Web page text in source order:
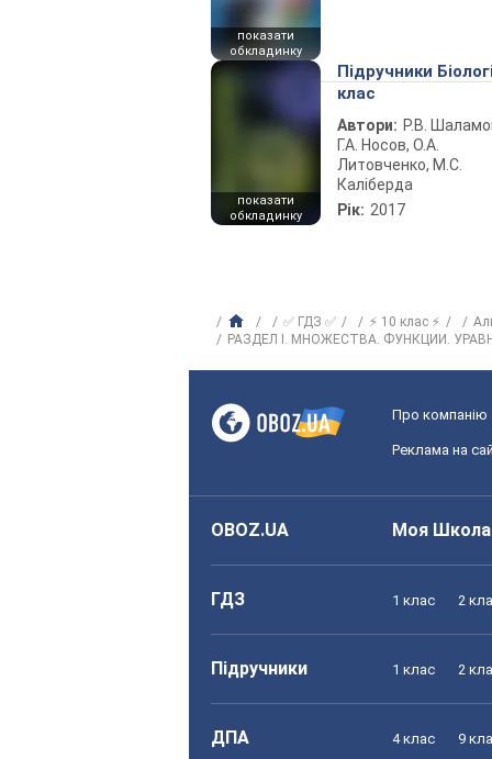
показати
обкладинку
показати
обкладинку
Підручники
клас
Автори: Р.В.
Г.А. Носов, О.А.
Литовченко, М.С.
Каліберда
Рік: 2017
✅ ГДЗ ✅ ⚡ 10 клас ⚡
РАЗДЕЛ I. МНОЖЕСТВА. ФУНКЦИИ.
Про компанію
Реклама на
OBOZ.UA Моя Школа
ГДЗ 1 клас 2
Підручники 1 клас 2
ДПА 4 клас 9